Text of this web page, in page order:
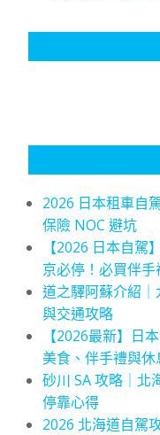
2026 日本租車自
保險 NOC 避坑
【2026 日本自駕
京必停！必買伴
道之驛阿蘇介紹
與交通攻略
【2026最新】日
美食、伴手禮與休
砂川 SA 攻略｜北
停靠心得
2026 北海道自駕